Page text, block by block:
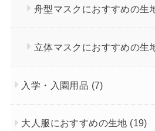
舟型マスクにおすすめの生
立体マスクにおすすめの生
入学・入園用品 (7)
大人服におすすめの生地 (19)